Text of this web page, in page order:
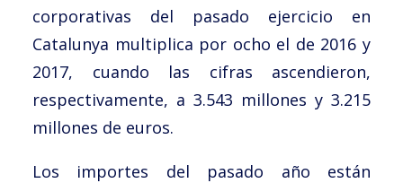
corporativas del pasado ejercicio en
Catalunya multiplica por ocho el de 2016 y
2017, cuando las cifras ascendieron,
respectivamente, a 3.543 millones y 3.215
millones de euros.
Los importes del pasado año están